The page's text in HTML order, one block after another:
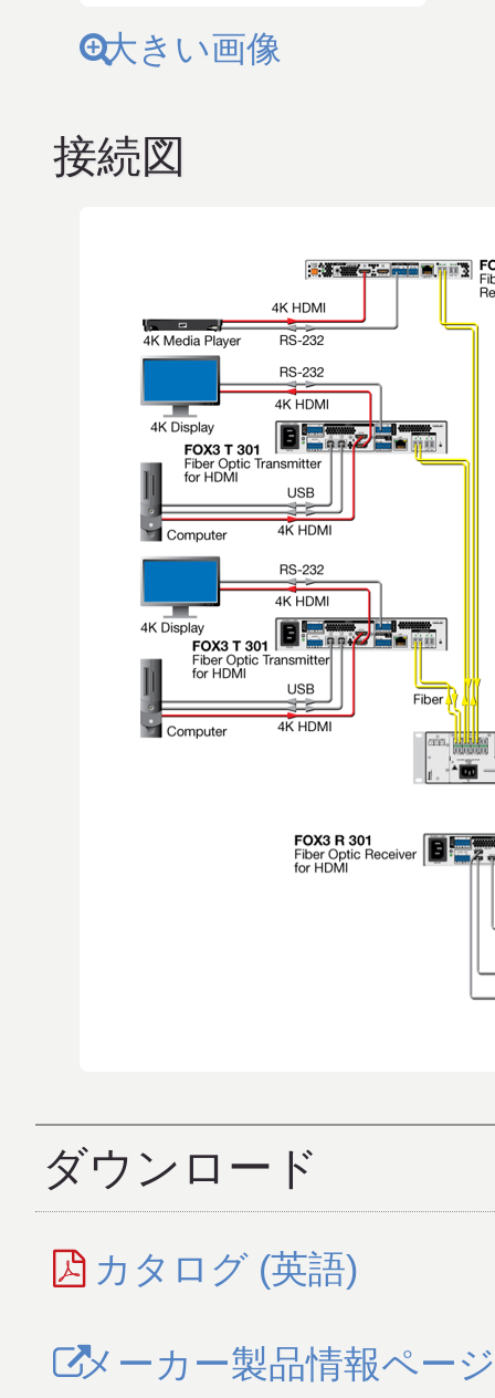
大きい画像
接続図
ダウンロード
カタログ (英語)
メーカー製品情報ページ